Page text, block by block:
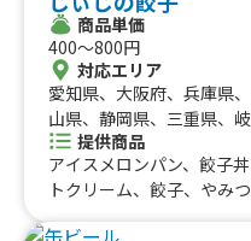
ロングポテト、生ビール
ーストビーフ丼、ガーリ
ーフサラダ、ローディト
貫、かき氷、ポップコー
信州かき揚げ蕎麦、ロー
商品単価
400〜800円
対応エリア
愛知県、大阪府、兵庫県
山県、静岡県、三重県、
県、埼玉県
提供商品
アイスメロンパン、餃子
トクリーム、餃子、やみ